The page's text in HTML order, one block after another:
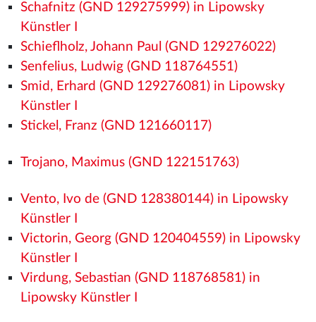
Schafnitz (GND 129275999) in Lipowsky
Künstler I
Schieflholz, Johann Paul (GND 129276022)
Senfelius, Ludwig (GND 118764551)
Smid, Erhard (GND 129276081) in Lipowsky
Künstler I
Stickel, Franz (GND 121660117)
Trojano, Maximus (GND 122151763)
Vento, Ivo de (GND 128380144) in Lipowsky
Künstler I
Victorin, Georg (GND 120404559) in Lipowsky
Künstler I
Virdung, Sebastian (GND 118768581) in
Lipowsky Künstler I